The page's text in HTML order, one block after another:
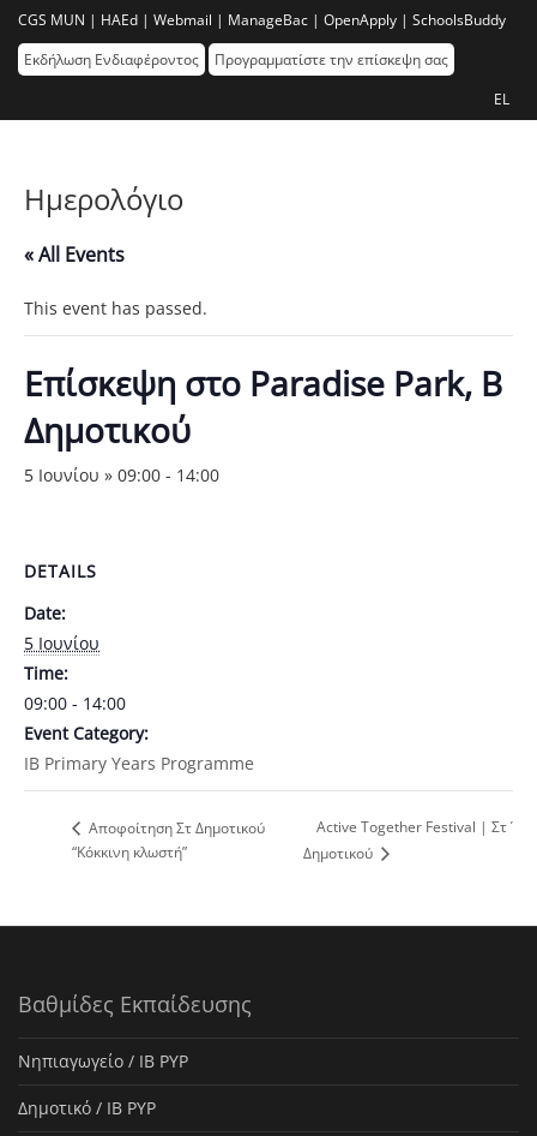
CGS MUN | HAEd | Webmail | ManageBac | OpenApply | SchoolsBuddy
Εκδήλωση Ενδιαφέροντος
Προγραμματίστε την επίσκεψη σας
EL
Ημερολόγιο
« All Events
This event has passed.
Eπίσκεψη στο Paradise Park, Β
Δημοτικού
5 Ιουνίου » 09:00 - 14:00
DETAILS
Date:
5 Ιουνίου
Time:
09:00 - 14:00
Event Category:
ΙΒ Primary Years Programme
Αποφοίτηση Στ Δημοτικού
“Κόκκινη κλωστή”
Active Together Festival | Στ΄
Δημοτικού
Βαθμίδες Εκπαίδευσης
Νηπιαγωγείο / IB PYP
Δημοτικό / IB PYP